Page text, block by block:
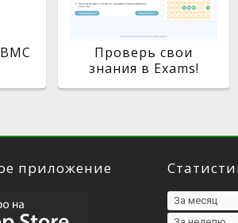
Проверь свои
знания в Exams!
приложение
За месяц